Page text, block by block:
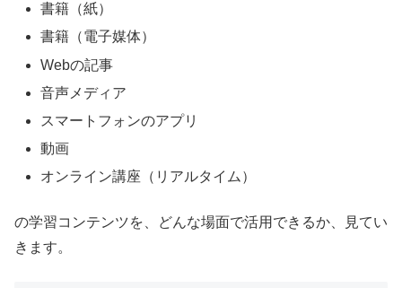
書籍（紙）
書籍（電子媒体）
Webの記事
音声メディア
スマートフォンのアプリ
動画
オンライン講座（リアルタイム）
の学習コンテンツを、どんな場面で活用できるか、見てい
きます。